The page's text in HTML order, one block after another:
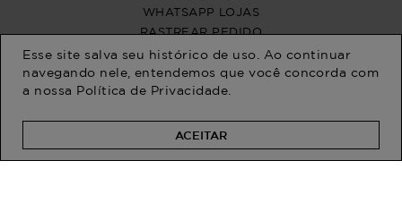
Esse site salva seu histórico de uso. Ao continuar
navegando nele, entendemos que você concorda com
a nossa Política de Privacidade
ACEITAR